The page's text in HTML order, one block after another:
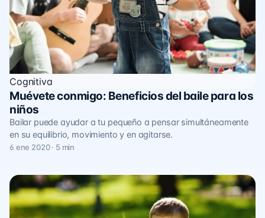
Cognitiva
Muévete conmigo: Beneficios del baile para los
niños
Bailar puede ayudar a tu pequeño a pensar simultáneamente
en su equilibrio, movimiento y en agitarse.
6 ene 2020 · 5 min